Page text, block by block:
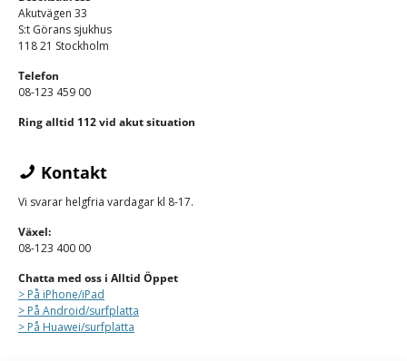
Akutvägen 33
S:t Görans sjukhus
118 21 Stockholm
Telefon
08-123 459 00
Ring alltid 112 vid akut situation
Kontakt
Vi svarar helgfria vardagar kl 8-17.
Växel:
08-123 400 00
Chatta med oss i Alltid Öppet
> På iPhone/iPad
> På Android/surfplatta
> På Huawei/surfplatta